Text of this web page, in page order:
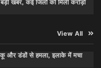
खबर, कई जिलों को मिली करोड़ों
View All
और डंडों से हमला, इलाके में मचा